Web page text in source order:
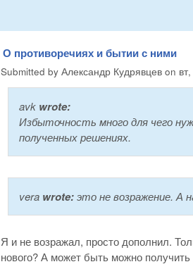
О противоречиях и бытии с ними
Submitted by Александр Кудрявцев on
avk wrote:
Избыточность много для чего
полученных решениях.
vera wrote:это не возражение. А
Я и не возражал, просто дополнил.
нового? А может быть можно